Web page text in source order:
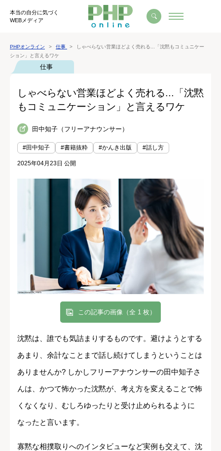
本当の自分に気づく
WEBメディア
PHPオンライン 仕事
しゃべらない営業ほどよく売れる...「沈黙もコミュニケー
ション」と言えるワケ
仕事
しゃべらない営業ほどよく売れる...「沈黙
もコミュニケーション」と言えるワケ
田中知子（フリーアナウンサー）
#田中知子 #書籍抜粋 #かんき出版 #話し方
2025年04月23日 公開
この記事の画像（全 1 枚）
沈黙は、誰でも気詰まりするものです。避けようとする
あまり、余計なことまで話し続けてしまうということは
ありませんか? しかしフリーアナウンサーの田中知子さ
んは、かつて怖かった沈黙が、考え方を変えることで怖
くなくなり、むしろゆったりと受け止められるように
なったと言います。
寡黙な相撲取りへのインタビューなど実例も交えて、沈